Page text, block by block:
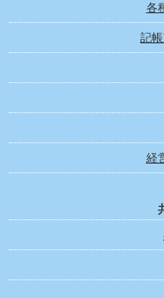
各
記
経